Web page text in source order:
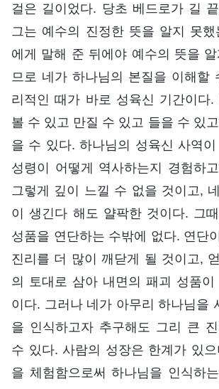
걸은 길이었다. 당초 베드로가 길
그는 예수의 진정한 뜻을 알지 못
에게 말해 준 뒤에야 예수의 뜻을
므로 네가 하나님의 본질을 이해할
리적인 때가 바로 성육신 기간이다
볼 수 있고 만질 수 있고 들을 수 있
을 수 있다. 하나님의 성육신 사역
성령이 어떻게 역사하는지 경험하
그렇게 깊이 느낄 수 없을 것이고,
이 생긴다 해도 얄팍한 것이다. 그
성품을 연단하는 수밖에 없다. 연단
진리를 더 많이 깨닫게 될 것이고,
의 토대로 삼아 내면의 패괴 성품
이다. 그러나 네가 아무리 하나님을
을 인식하고자 추구해도 그리 큰
수 있다. 사람의 성장은 한계가 있
을 체험함으로써 하나님을 인식하